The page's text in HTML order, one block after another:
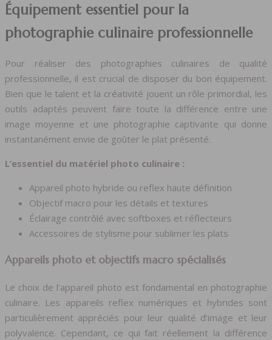
Équipement essentiel pour la
photographie culinaire professionnelle
Pour réaliser des photographies culinaires de qualité
professionnelle, il est crucial de disposer du bon équipement.
Bien que le talent et la créativité jouent un rôle primordial, les
outils adaptés peuvent faire toute la différence entre une
image moyenne et une photographie captivante qui donne
instantanément envie de goûter le plat présenté.
L’essentiel du matériel photo culinaire :
Appareil photo hybride ou reflex haute définition
Objectif macro pour les détails et textures
Éclairage contrôlé avec softboxes et réflecteurs
Accessoires de stylisme pour sublimer les plats
Appareils photo et objectifs macro spécialisés
Le choix de l’appareil photo est fondamental en photographie
culinaire. Les appareils reflex numériques et hybrides sont
particulièrement appréciés pour leur qualité d’image et leur
polyvalence. Cependant, ce qui fait réellement la différence